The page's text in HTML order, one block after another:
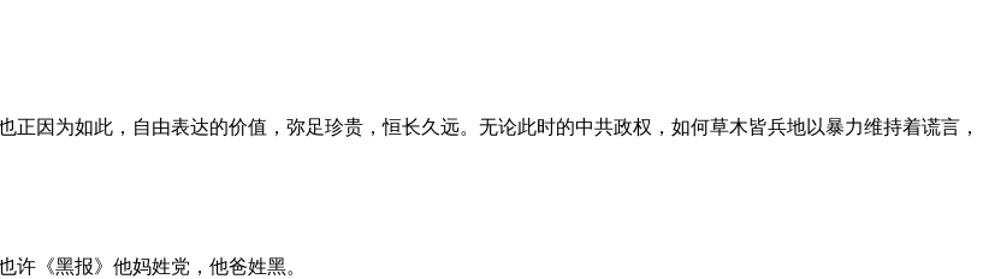
因为如此，自由表达的价值，弥足珍贵，恒长久远。无论此时的中共政权，如何草木皆兵地以暴力维持着谎言，
许《黑报》他妈姓党，他爸姓黑。